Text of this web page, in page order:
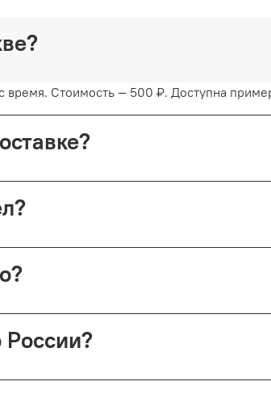
Стоимость — 500 ₽. Доступна
России?